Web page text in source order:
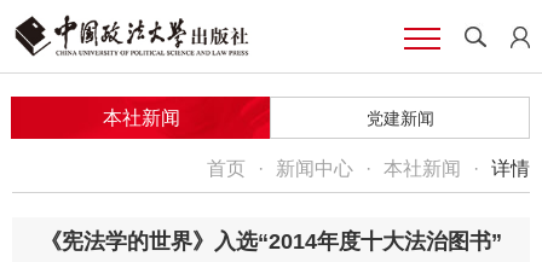
本社新闻 党建新闻
首页 · 新闻中心 · 本社新闻 · 详情
《宪法学的世界》入选“2014年度十大法治图书”